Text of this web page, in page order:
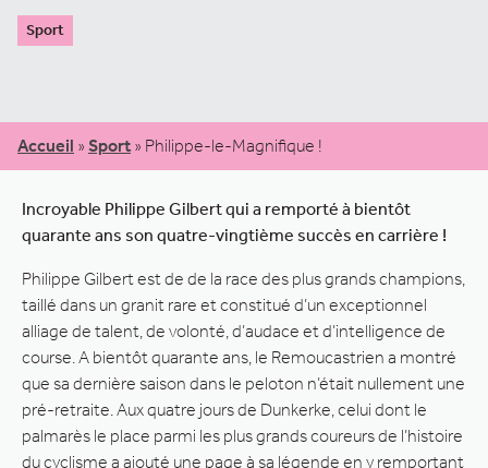
Sport
Accueil » Sport » Philippe-le-Magnifique !
Incroyable Philippe Gilbert qui a remporté à bientôt
quarante ans son quatre-vingtième succès en carrière !
Philippe Gilbert est de de la race des plus grands champions,
taillé dans un granit rare et constitué d’un exceptionnel
alliage de talent, de volonté, d’audace et d’intelligence de
course. A bientôt quarante ans, le Remoucastrien a montré
que sa dernière saison dans le peloton n’était nullement une
pré-retraite. Aux quatre jours de Dunkerke, celui dont le
palmarès le place parmi les plus grands coureurs de l’histoire
du cyclisme a ajouté une page à sa légende en y remportant